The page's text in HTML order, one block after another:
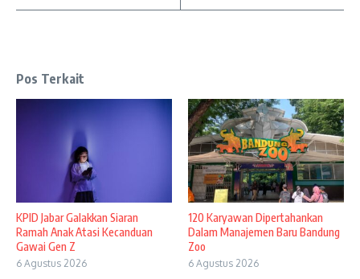
Pos Terkait
KPID Jabar Galakkan Siaran
Ramah Anak Atasi Kecanduan
Gawai Gen Z
6 Agustus 2026
120 Karyawan Dipertahankan
Dalam Manajemen Baru Bandung
Zoo
6 Agustus 2026